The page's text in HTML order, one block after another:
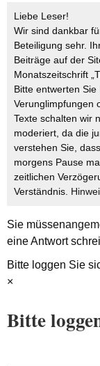
Liebe Leser!
Wir sind dankbar
Beteiligung sehr.
Beiträge auf der
Monatszeitschrift
Bitte entwerten Sie
Verunglimpfungen
Texte schalten wir
moderiert, da die
verstehen Sie,
morgens Pause
zeitlichen
Verständnis.
Sie müssen
eine Antwort
Bitte loggen Sie
×
Bitte